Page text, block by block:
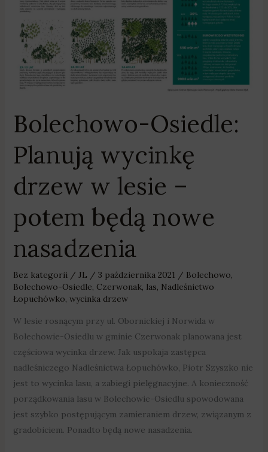
Bolechowo-Osiedle:
Planują wycinkę
drzew w lesie –
potem będą nowe
nasadzenia
Bez kategorii/ JL / 3 października 2021 / Bolechowo,
Bolechowo-Osiedle, Czerwonak, las, Nadleśnictwo
Łopuchówko, wycinka drzew
W lesie rosnącym przy ul. Obornickiej i Norwida w
Bolechowie-Osiedlu w gminie Czerwonak planowana jest
częściowa wycinka drzew. Jak uspokaja zastępca
nadleśniczego Nadleśnictwa Łopuchówko, Piotr Szyszko nie
jest to wycinka lasu, a zabiegi pielęgnacyjne. A konieczność
porządkowania lasu w Bolechowie-Osiedlu spowodowana
jest szybko postępującym zamieraniem drzew, związanym z
gradobiciem. Ponadto będą nowe nasadzenia.
lesie
potem
będą
nowe
nasadzenia